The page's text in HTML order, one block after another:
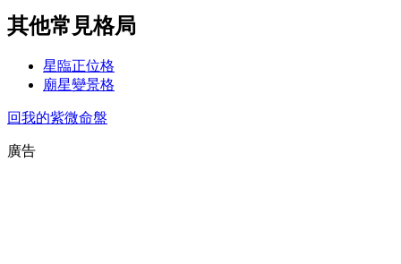
其他常見格局
星臨正位格
廟星變景格
回我的紫微命盤
廣告